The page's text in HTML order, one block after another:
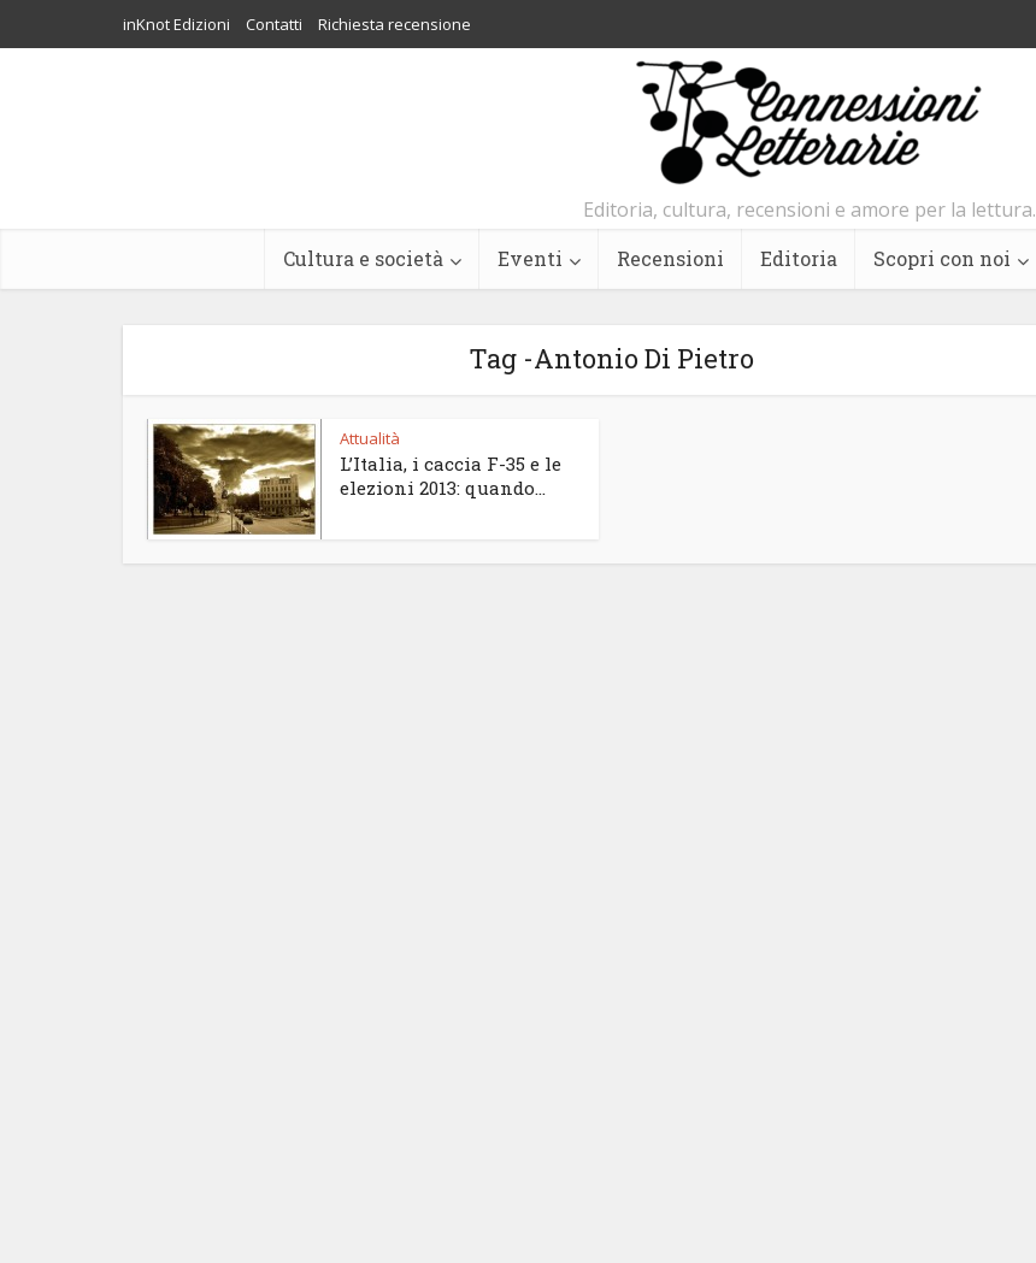
inKnot Edizioni Contatti Richiesta recensione
Editoria, cultura, recensioni e amore per la lettura.
Cultura e società Eventi Recensioni Editoria Scopri con noi
Tag -Antonio Di Pietro
Attualità
L’Italia, i caccia F-35 e le
elezioni 2013: quando...